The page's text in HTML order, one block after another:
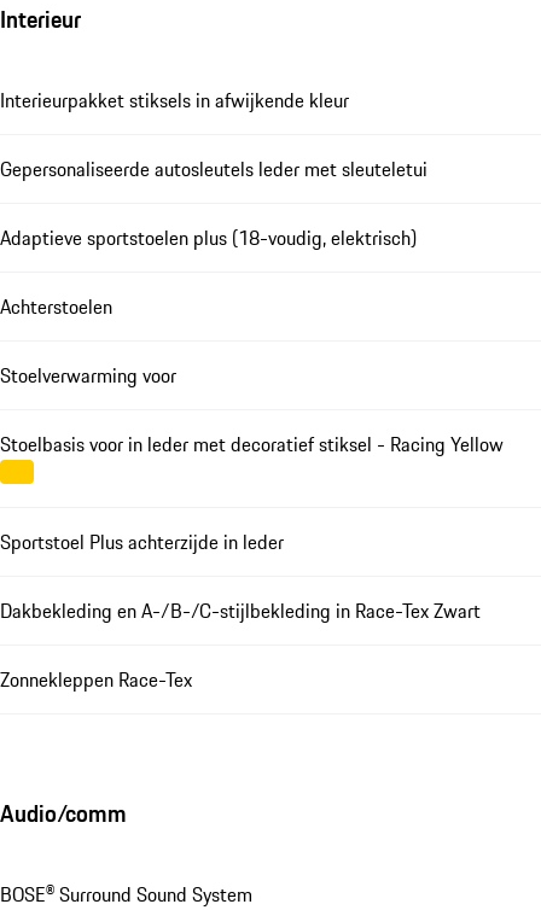
Interieur
Interieurpakket stiksels in afwijkende kleur
Gepersonaliseerde autosleutels leder met sleuteletui
Adaptieve sportstoelen plus (18-voudig, elektrisch)
Achterstoelen
Stoelverwarming voor
Stoelbasis voor in leder met decoratief stiksel - Racing Yellow
Sportstoel Plus achterzijde in leder
Dakbekleding en A-/B-/C-stijlbekleding in Race-Tex Zwart
Zonnekleppen Race-Tex
Audio/comm
BOSE® Surround Sound System